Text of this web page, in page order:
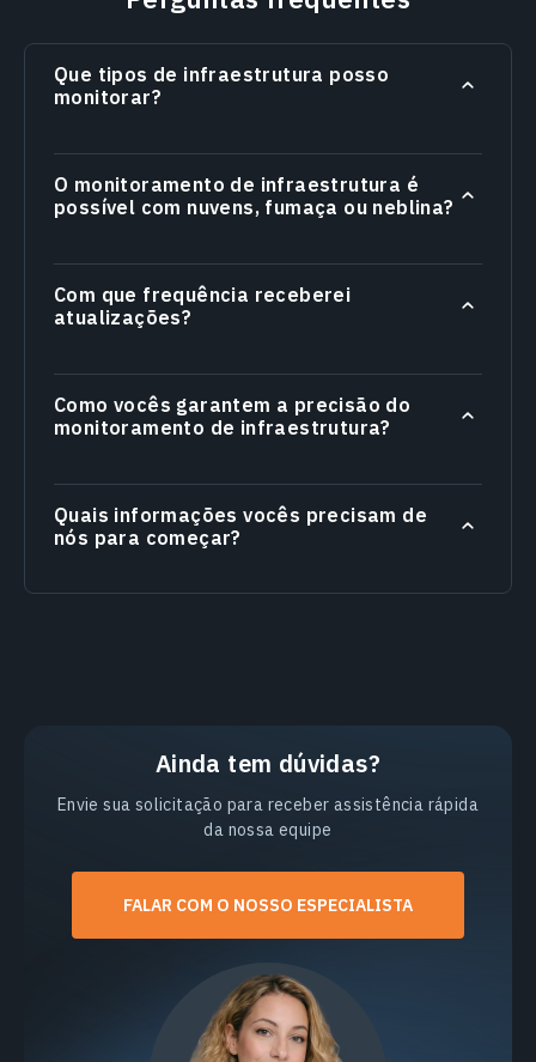
Que tipos de infraestrutura posso
monitorar?
O monitoramento de infraestrutura é
possível com nuvens, fumaça ou neblina?
Com que frequência receberei
atualizações?
Como vocês garantem a precisão do
monitoramento de infraestrutura?
Quais informações vocês precisam de
nós para começar?
Ainda tem dúvidas?
Envie sua solicitação para receber assistência rápida
da nossa equipe
FALAR COM O NOSSO ESPECIALISTA